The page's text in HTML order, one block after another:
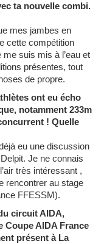
ta nouvelle combi.
mes jambes en
cette compétition
suis mis à l’eau et
présentes, tout
de propre.
ont eu écho
notamment 233m
! Quelle
eu une discussion
Je ne connais
très intéressant ,
rencontrer au stage
FFESSM).
circuit AIDA,
Coupe AIDA France
présent à La